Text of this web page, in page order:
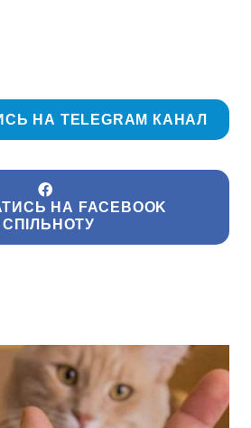
НА TELEGRAM КАНАЛ
НА FACEBOOK
СПІЛЬНОТУ